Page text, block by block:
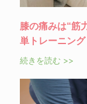
膝の痛みは“筋
単トレーニング
続きを読む >>